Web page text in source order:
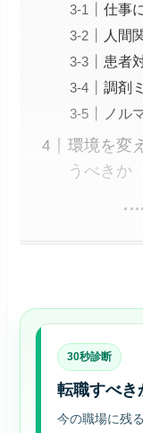
仕事
人間
患者
調剤
ノル
環境を変
うべきか
30秒診断
転職すべき
今の職場に残